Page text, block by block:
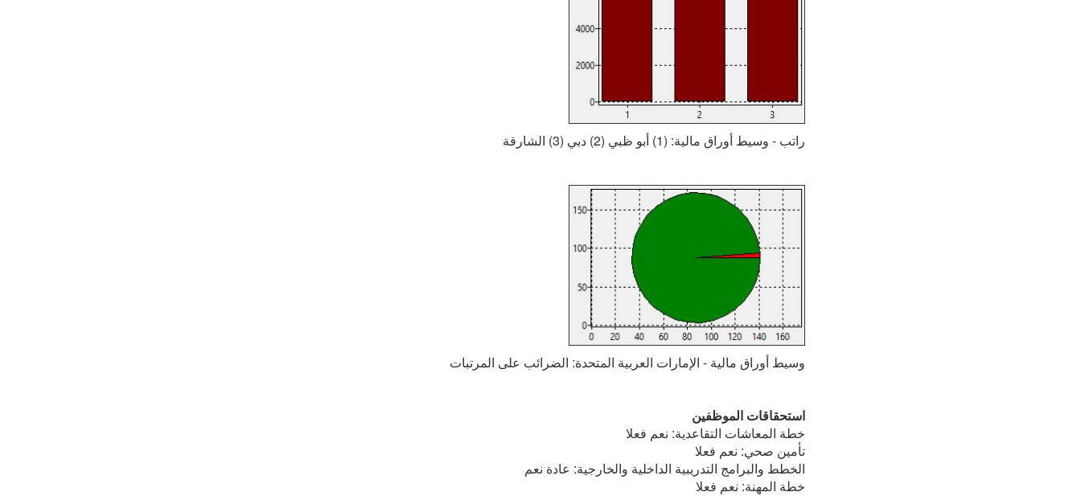
راتب - وسيط أوراق مالية: (1) أبو ظبي (2) دبي (3) الشارقة
وسيط أوراق مالية - الإمارات العربية المتحدة: الضرائب على المرتبات
استحقاقات الموظفين
خطة المعاشات التقاعدية: نعم فعلا
تأمين صحي: نعم فعلا
الخطط والبرامج التدريبية الداخلية والخارجية: عادة نعم
خطة المهنة: نعم فعلا